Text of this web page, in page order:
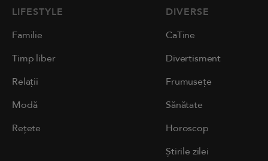
LIFESTYLE
Familie
Timp liber
Relații
Modă
Rețete
DIVERSE
CaTine
Divertisment
Frumusețe
Sănătate
Horoscop
Știrile zilei